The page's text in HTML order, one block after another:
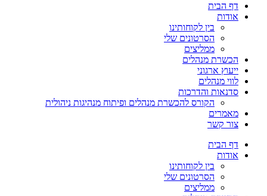
דף הבית
אודות
בין לקוחותינו
הסרטונים שלי
ממליצים
הכשרת מנהלים
ייעוץ ארגוני
לווי מנהלים
סדנאות והדרכות
הקורס להכשרת מנהלים ופיתוח מנהיגות ניהולית
מאמרים
צור קשר
דף הבית
אודות
בין לקוחותינו
הסרטונים שלי
ממליצים